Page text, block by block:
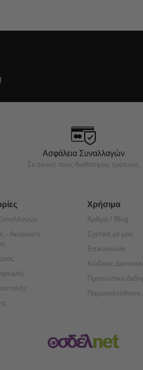
Ασφάλεια Συναλλαγών
Σε όλους τους διαθέσιμος τρόπους
- Ακύρωση
Χρήσιμα
Άρθρα / Blog
Σχετικά με μας
Επικοινωνία
Κώδικας
Προσωπικά
Παρακολούθηση